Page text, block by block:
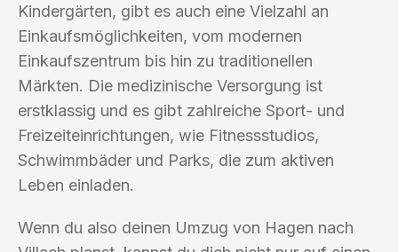
Kindergärten, gibt es auch eine Vielzahl an
Einkaufsmöglichkeiten, vom modernen
Einkaufszentrum bis hin zu traditionellen
Märkten. Die medizinische Versorgung ist
erstklassig und es gibt zahlreiche Sport- und
Freizeiteinrichtungen, wie Fitnessstudios,
Schwimmbäder und Parks, die zum aktiven
Leben einladen.
Wenn du also deinen Umzug von Hagen nach